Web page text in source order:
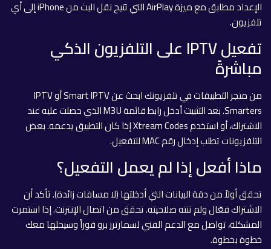
الإعداد مطابق مع ميزة AirPlay التي تتيح نقل البث من iPhone إلى أي
تلفزيون.
تفعيل IPTV على التلفزيون الذكي
مباشرةً
من متجر التطبيقات في تلفزيونك ابحث عن Smart IPTV أو IPTV
Smarters. بعد التثبيت أدخل رابط قائمة M3U الذي حصلت عليه عند
الاشتراك، أو استخدم Xtream Codes إذا كان التطبيق يدعمه. بعض
التلفزيونات تطلب إدخال رقم MAC للتفعيل.
ماذا أفعل إذا لم يعمل التفعيل؟
تحقق أولاً من دقة البيانات التي أدخلتها (لا مسافات زائدة). تأكد أن
الاشتراك فعّال ولم تنته صلاحيته. تحقق من اتصال الإنترنت. إذا استمرت
المشكلة، تواصل مع الدعم الفني لسمارترز برو فوراً وسيحلها معك
خطوة بخطوة.